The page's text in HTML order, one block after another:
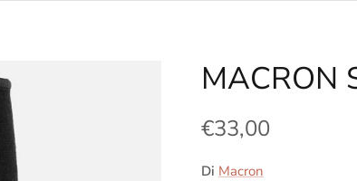
MACRON
€33,00
Di Macron